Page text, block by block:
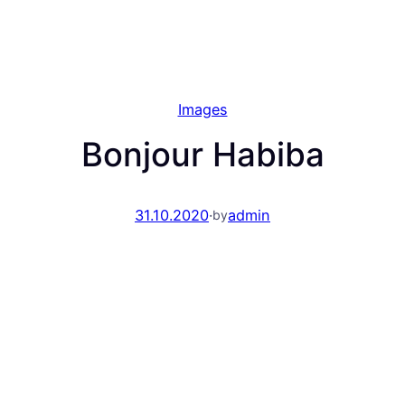
Images
Bonjour Habiba
31.10.2020·byadmin